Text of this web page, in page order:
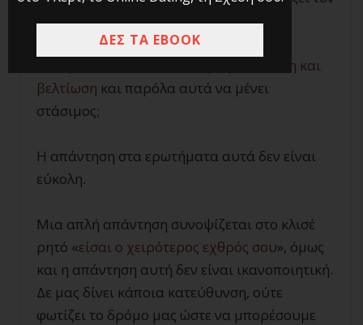
εαυτό του;
να διψά για εξέλιξη και
βελτίωση και παρόλα αυτά να μένει
στάσιμος;
Η απάντηση στα ερωτήματα αυτά δεν είναι
εύκολη.
Μια απλή απάντηση συνοψίζεται στο κλισέ
ρητό «είσαι ο χειρότερος εχθρός σου», όμως
και η απάντηση αυτή δεν είναι ικανοποιητική.
Δε μας δίνει κάποια κατεύθυνση, ούτε
φωτίζει το δρόμο μας ώστε να μπορέσουμε
ΔΕΣ ΤΑ EBOOK